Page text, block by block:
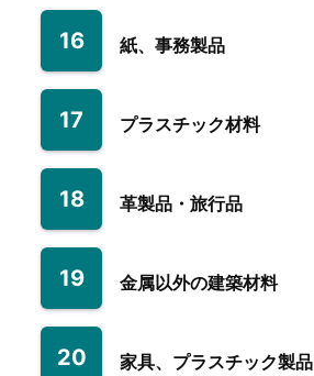
16 紙、事務製品
17 プラスチック材料
18 革製品・旅行品
19 金属以外の建築材料
20 家具、プラスチック製品